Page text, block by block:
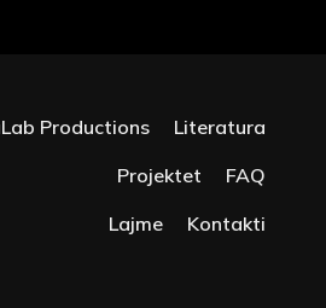
Productions
Literatura
Projektet
FAQ
Lajme
Kontakti